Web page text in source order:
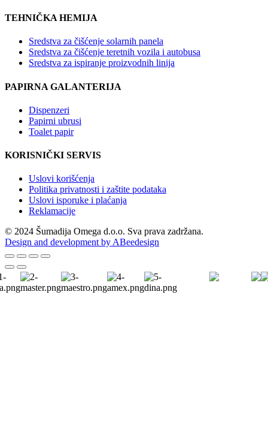
TEHNIČKA HEMIJA
Sredstva za čišćenje solarnih panela
Sredstva za čišćenje teretnih vozila i autobusa
Sredstva za ispiranje proizvodnih linija
PAPIRNA GALANTERIJA
Dispenzeri
Papirni ubrusi
Toalet papir
KORISNIČKI SERVIS
Uslovi korišćenja
Politika privatnosti i zaštite podataka
Uslovi isporuke i plaćanja
Reklamacije
© 2024 Šumadija Omega d.o.o. Sva prava zadržana.
Design and development by ABeedesign